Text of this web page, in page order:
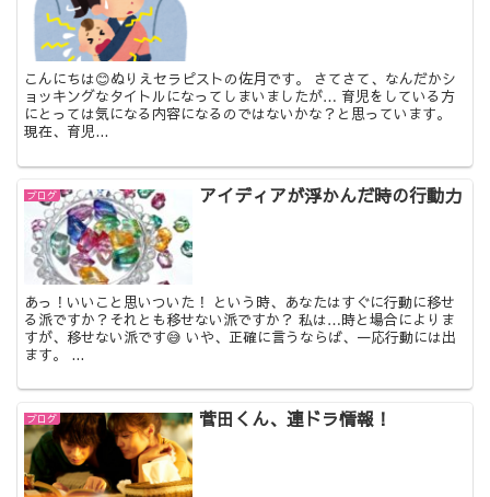
こんにちは😊ぬりえセラピストの佐月です。 さてさて、なんだかシ
ョッキングなタイトルになってしまいましたが… 育児をしている方
にとっては気になる内容になるのではないかな？と思っています。
現在、育児...
ブログ アイディアが浮かんだ時の行動力
あっ！いいこと思いついた！ という時、あなたはすぐに行動に移せ
る派ですか？それとも移せない派ですか？ 私は…時と場合によりま
すが、移せない派です😅 いや、正確に言うならば、一応行動には出
ます。 ...
ブログ 菅田くん、連ドラ情報！